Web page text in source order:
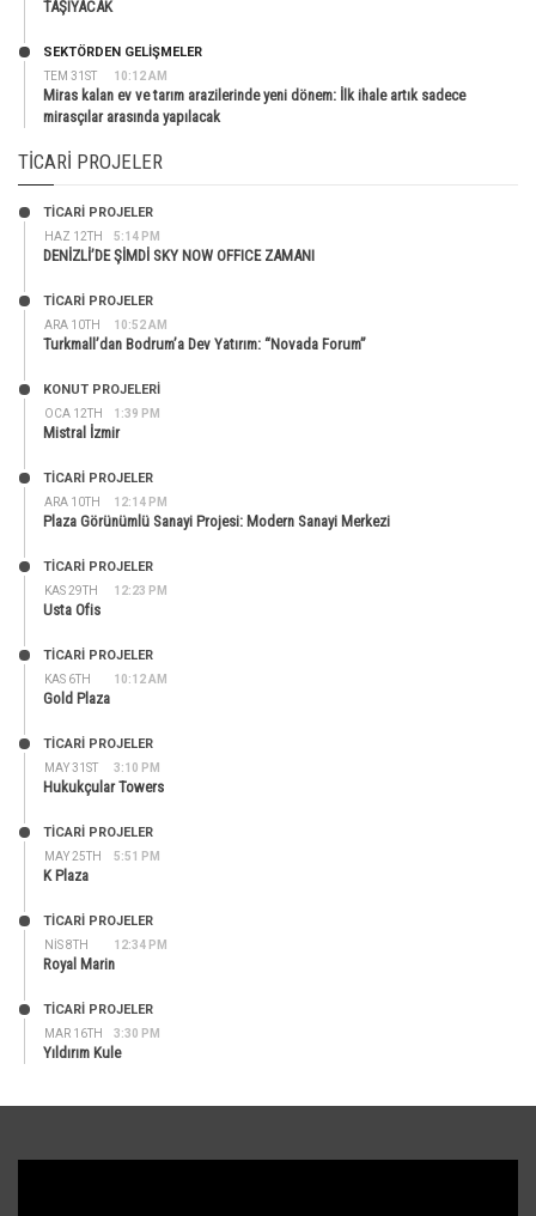
TAŞIYACAK
TEM 31ST 10:12 AM
SEKTÖRDEN GELIŞMELER
Miras kalan ev ve tarım arazilerinde yeni dönem: İlk ihale artık sadece
mirasçılar arasında yapılacak
TICARI PROJELER
HAZ 12TH 5:14 PM
TİCARİ PROJELER
DENİZLİ’DE ŞİMDİ SKY NOW OFFICE ZAMANI
ARA 10TH 10:52 AM
TİCARİ PROJELER
Turkmall’dan Bodrum’a Dev Yatırım: “Novada Forum”
OCA 12TH 1:39 PM
KONUT PROJELERI
Mistral İzmir
ARA 10TH 12:14 PM
TİCARİ PROJELER
Plaza Görünümlü Sanayi Projesi: Modern Sanayi Merkezi
KAS 29TH 12:23 PM
TİCARİ PROJELER
Usta Ofis
KAS 6TH 10:12 AM
TİCARİ PROJELER
Gold Plaza
MAY 31ST 3:10 PM
TİCARİ PROJELER
Hukukçular Towers
MAY 25TH 5:51 PM
TİCARİ PROJELER
K Plaza
NIS 8TH 12:34 PM
TİCARİ PROJELER
Royal Marin
MAR 16TH 3:30 PM
TİCARİ PROJELER
Yıldırım Kule